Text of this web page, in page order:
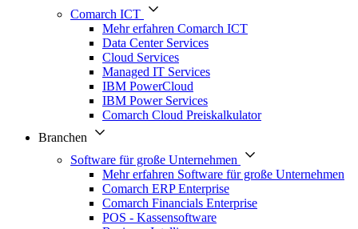
Comarch ICT
Mehr erfahren Comarch ICT
Data Center Services
Cloud Services
Managed IT Services
IBM PowerCloud
IBM Power Services
Comarch Cloud Preiskalkulator
Branchen
Software für große Unternehmen
Mehr erfahren Software für große Unternehmen
Comarch ERP Enterprise
Comarch Financials Enterprise
POS - Kassensoftware